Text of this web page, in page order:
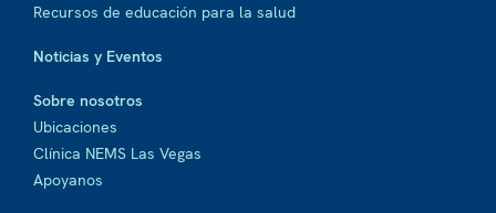
Recursos de educación para la salud
Noticias y Eventos
Sobre nosotros
Ubicaciones
Clínica NEMS Las Vegas
Apoyanos